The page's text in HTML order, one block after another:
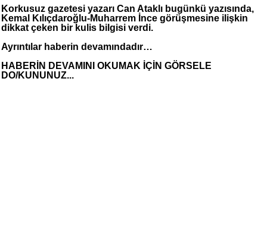
Korkusuz gazetesi yazarı Can Ataklı bugünkü yazısında,
Kemal Kılıçdaroğlu-Muharrem İnce görüşmesine ilişkin
dikkat çeken bir kulis bilgisi verdi.
Ayrıntılar haberin devamındadır…
HABERİN DEVAMINI OKUMAK İÇİN GÖRSELE
DO/KUNUNUZ...